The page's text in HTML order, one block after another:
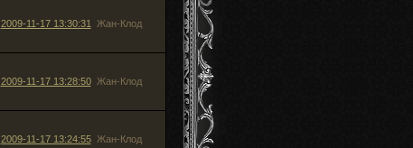
2009-11-17 13:30:31 Жан-Клод
2009-11-17 13:28:50 Жан-Клод
2009-11-17 13:24:55 Жан-Клод